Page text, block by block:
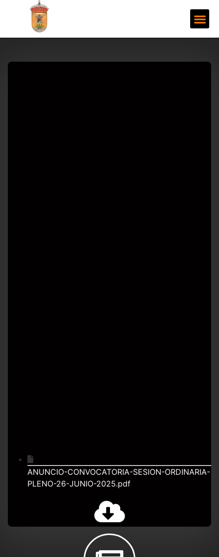
ANUNCIO-CONVOCATORIA-SESION-ORDINARIA-
PLENO-26-JUNIO-2025.pdf